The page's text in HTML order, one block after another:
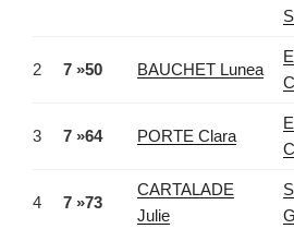
2 7 »50 BAUCHET Lunea
3 7 »64 PORTE Clara
4 7 »73
CARTALADE
Julie